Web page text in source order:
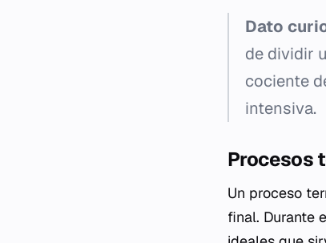
Dato
de dividir
cociente
intensiva.
Procesos
Un proceso
final. Durante